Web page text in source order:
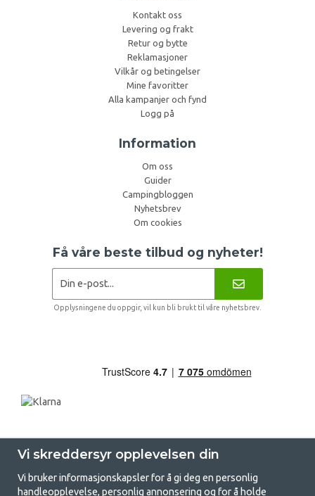
Kontakt oss
Levering og frakt
Retur og bytte
Reklamasjoner
Vilkår og betingelser
Mine favoritter
Alla kampanjer och fynd
Logg på
Information
Om oss
Guider
Campingbloggen
Nyhetsbrev
Om cookies
Få våre beste tilbud og nyheter!
Opplysningene du oppgir, vil kun bli brukt til våre nyhetsbrev.
Vi skreddersyr opplevelsen din
Vi bruker informasjonskapsler for å gi deg en personlig
handleopplevelse, personlig annonsering og for å holde